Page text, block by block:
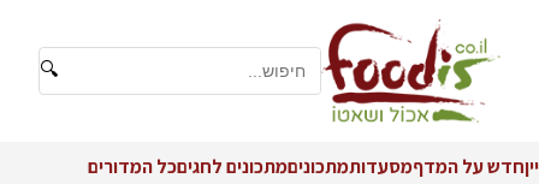
🔍
ייןחדש על המדףמסעדותמתכוניםמתכונים לחגיםכל המדורים